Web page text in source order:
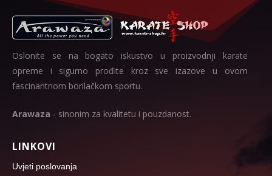
Oslonite se na bogato iskustvo u proizvodnji karate
opreme i sigurno prođite kroz sve izazove u ovom
fascinantnom borilačkom sportu.
Arawaza - sinonim za kvalitetu i pouzdanost.
LINKOVI
Uvjeti poslovanja